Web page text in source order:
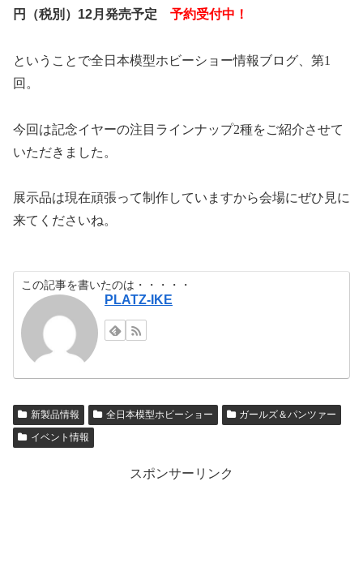
円（税別）12月発売予定 予約受付中！
ということで全日本模型ホビーショー情報ブログ、第1
回。
今回は記念イヤーの注目ラインナップ2種をご紹介させて
いただきました。
展示品は現在頑張って制作していますから会場にぜひ見に
来てくださいね。
この記事を書いたのは・・・・・
PLATZ-IKE
新製品情報 全日本模型ホビーショー
ガールズ＆パンツァー
イベント情報
スポンサーリンク